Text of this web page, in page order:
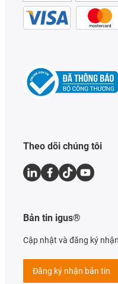
Theo dõi chúng tôi
Bản tin igus®
Cập nhật và đăng ký
Đăng ký nhận bản tin